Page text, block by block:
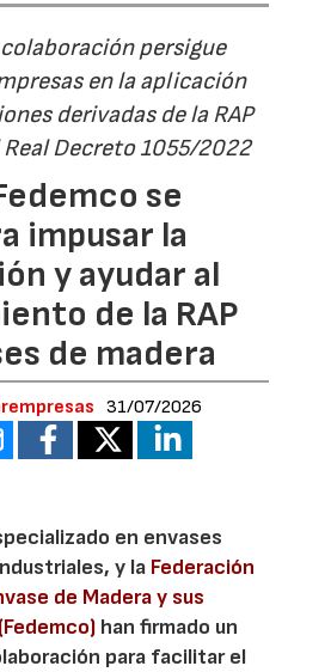
persigue
en la aplicación
derivadas de la RAP
Decreto 1055/2022
se
impusar la
y ayudar al
de la RAP
de madera
31/07/2026
en envases
y la Federación
de Madera y sus
han firmado un
para facilitar el